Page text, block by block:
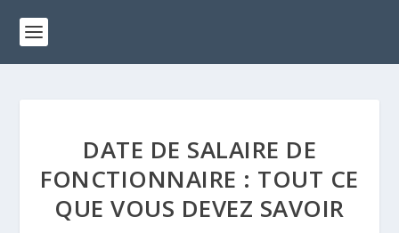
DATE DE SALAIRE DE
FONCTIONNAIRE : TOUT CE
QUE VOUS DEVEZ SAVOIR